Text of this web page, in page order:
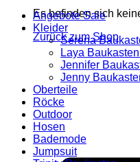
Es befinden sich
Zurück zum Shop
Angebote Sale
Kleider
Serena
Laya
Jennifer
Jenny
Oberteile
Röcke
Outdoor
Hosen
Bademode
Jumpsuit